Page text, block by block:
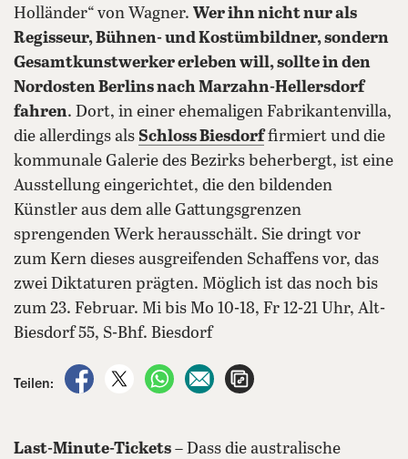
Holländer“ von Wagner. Wer ihn nicht nur als
Regisseur, Bühnen- und Kostümbildner, sondern
Gesamtkunstwerker erleben will, sollte in den
Nordosten Berlins nach Marzahn-Hellersdorf
fahren. Dort, in einer ehemaligen Fabrikantenvilla,
die allerdings als Schloss Biesdorffirmiert und die
kommunale Galerie des Bezirks beherbergt, ist eine
Ausstellung eingerichtet, die den bildenden
Künstler aus dem alle Gattungsgrenzen
sprengenden Werk herausschält. Sie dringt vor
zum Kern dieses ausgreifenden Schaffens vor, das
zwei Diktaturen prägten. Möglich ist das noch bis
zum 23. Februar. Mi bis Mo 10-18, Fr 12-21 Uhr, Alt-
Biesdorf 55, S-Bhf. Biesdorf
Teilen:
auf Facebook teilen
auf X teilenper WhatsApp teilen
per E-Mail teilen
Last-Minute-Tickets – Dass die australische